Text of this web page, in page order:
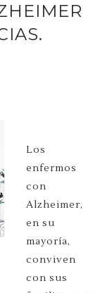
Los
enfermos
con
Alzheimer,
en su
mayoría,
conviven
con sus